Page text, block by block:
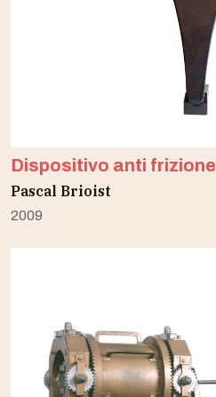
Dispositivo anti frizione
Pascal Brioist
2009